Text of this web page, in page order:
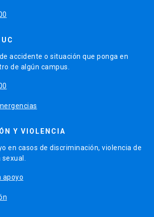
accidente o situación que ponga en
de algún campus.
Y VIOLENCIA
en casos de discriminación, violencia de
apoyo